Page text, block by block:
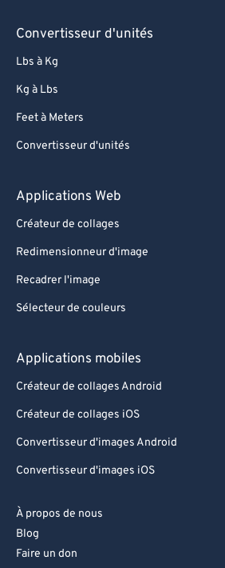
Convertisseur d'unités
Lbs à Kg
Kg à Lbs
Feet à Meters
Convertisseur d'unités
Applications Web
Créateur de collages
Redimensionneur d'image
Recadrer l'image
Sélecteur de couleurs
Applications mobiles
Créateur de collages Android
Créateur de collages iOS
Convertisseur d'images Android
Convertisseur d'images iOS
À propos de nous
Blog
Faire un don